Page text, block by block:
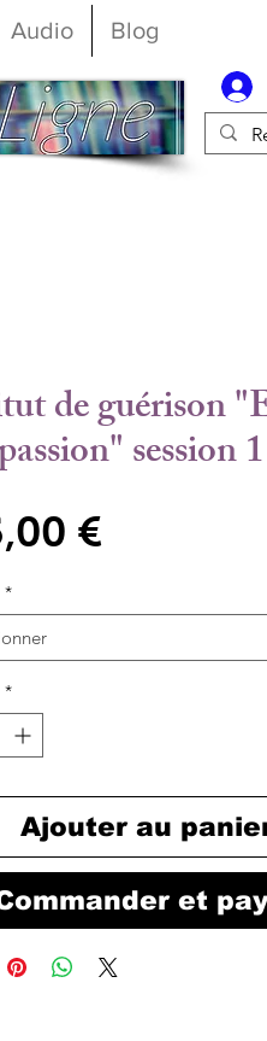
Audio Blog
de guérison
session
€
*
*
Ajouter au
et